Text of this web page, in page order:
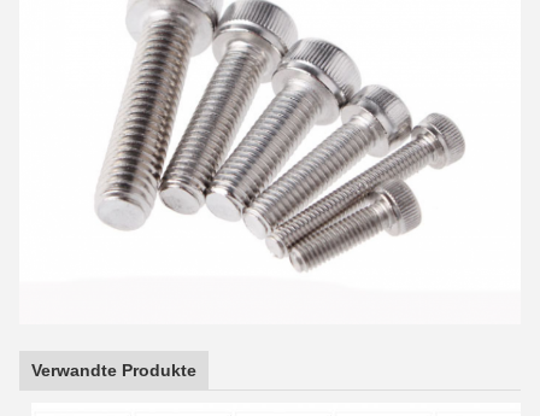
Verwandte Produkte